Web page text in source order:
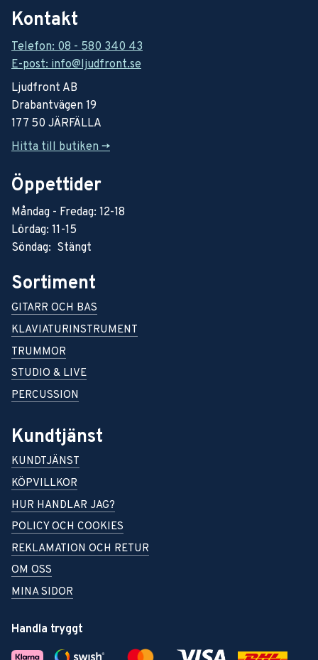
Kontakt
Telefon: 08 - 580 340 43
E-post: info@ljudfront.se
Ljudfront AB
Drabantvägen 19
177 50 JÄRFÄLLA
Hitta till butiken ->
Öppettider
Måndag - Fredag: 12-18
Lördag: 11-15
Söndag: Stängt
Sortiment
GITARR OCH BAS
KLAVIATURINSTRUMENT
TRUMMOR
STUDIO & LIVE
PERCUSSION
Kundtjänst
KUNDTJÄNST
KÖPVILLKOR
HUR HANDLAR JAG?
POLICY OCH COOKIES
REKLAMATION OCH RETUR
OM OSS
MINA SIDOR
Handla tryggt